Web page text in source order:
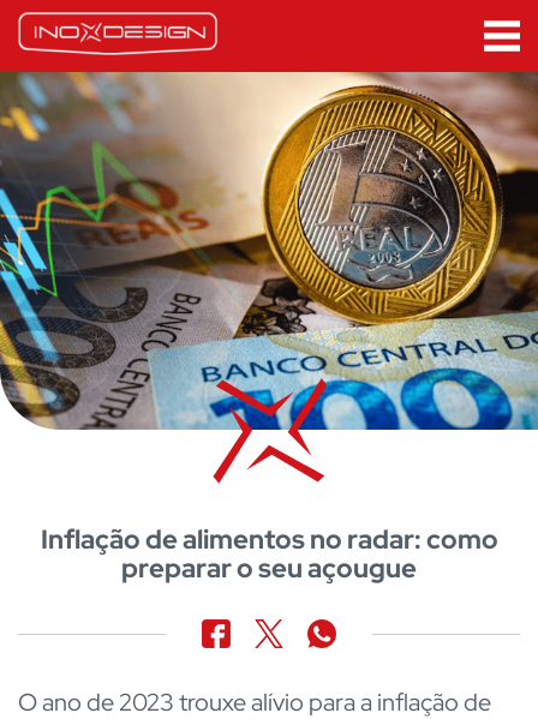
Inflação de alimentos no radar: como
preparar o seu açougue
O ano de 2023 trouxe alívio para a inflação de